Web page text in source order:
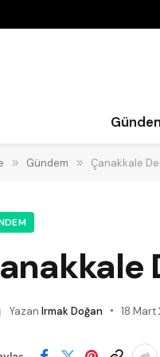
» Gündem » Çanakkale
Yazan Irmak Doğan 18 Mart